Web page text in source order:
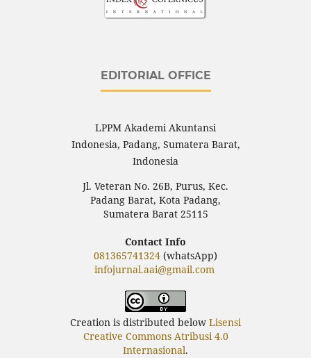
EDITORIAL OFFICE
LPPM Akademi Akuntansi
Indonesia, Padang, Sumatera Barat,
Indonesia
Jl. Veteran No. 26B, Purus, Kec.
Padang Barat, Kota Padang,
Sumatera Barat 25115
Contact Info
081365741324 (whatsApp)
infojurnal.aai@gmail.com
Creation is distributed below Lisensi
Creative Commons Atribusi 4.0
Internasional.